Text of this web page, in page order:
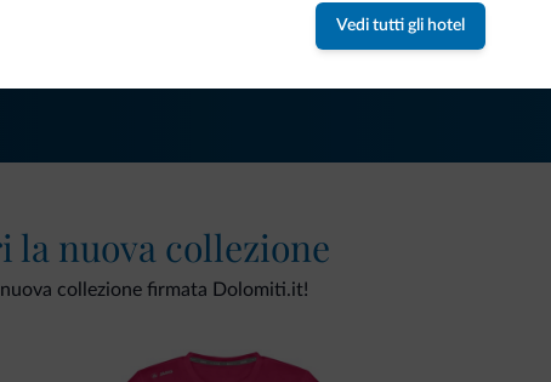
Vedi tutti gli hotel
la nuova collezione
collezione firmata Dolomiti.it!